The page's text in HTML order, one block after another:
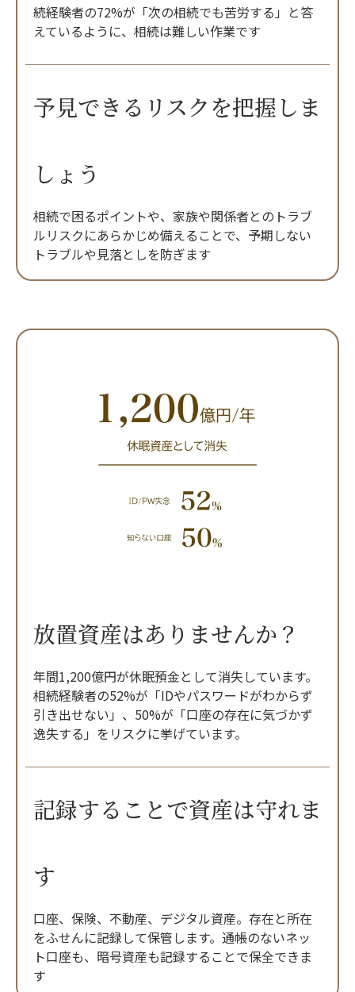
続経験者の72%が「次の相続でも苦労する」と答
えているように、相続は難しい作業です
予見できるリスクを把握しま
しょう
相続で困るポイントや、家族や関係者とのトラブ
ルリスクにあらかじめ備えることで、予期しない
トラブルや見落としを防ぎます
放置資産はありませんか？
年間1,200億円が休眠預金として消失しています。
相続経験者の52%が「IDやパスワードがわからず
引き出せない」、50%が「口座の存在に気づかず
逸失する」をリスクに挙げています。
記録することで資産は守れま
す
口座、保険、不動産、デジタル資産。存在と所在
をふせんに記録して保管します。通帳のないネッ
ト口座も、暗号資産も記録することで保全できま
す